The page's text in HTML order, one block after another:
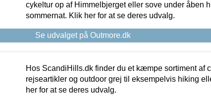
cykeltur op af Himmelbjerget eller sove under åben
sommernat. Klik her for at se deres udvalg.
Se udvalget på Outmore.dk
Hos ScandiHills.dk finder du et kæmpe sortiment af
rejseartikler og outdoor grej til eksempelvis hiking
her for at se deres udvalg.